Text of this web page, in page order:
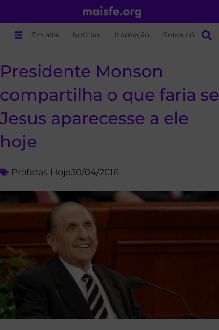
Em alta Notícias Inspiração Sobre nós
Presidente Monson
compartilha o que faria se
Jesus aparecesse a ele
hoje
Profetas Hoje30/04/2016